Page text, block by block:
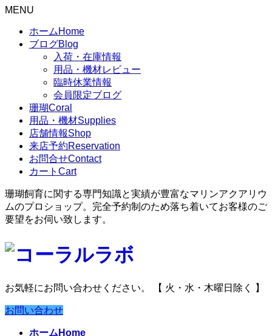
MENU
ホーム Home
ブログBlog
入荷・在庫情報
用品・機材レビュー
臨時休業情報
会員限定ブログ
珊瑚Coral
用品・機材Supplies
店舗情報Shop
来店予約Reservation
お問合せContact
カート Cart
珊瑚飼育に関する専門知識と実績が豊富なマリンアクアリウ
ムのプロショップ。完全予約制のため落ち着いてお客様のご
要望をお伺い致します。
お気軽にお問い合わせください。 【 火・水・木曜日除く 】
お問い合わせ
ホーム Home